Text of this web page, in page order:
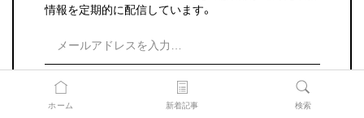
情報を定期的に配信しています。
登録する
ホーム 新着記事 検索